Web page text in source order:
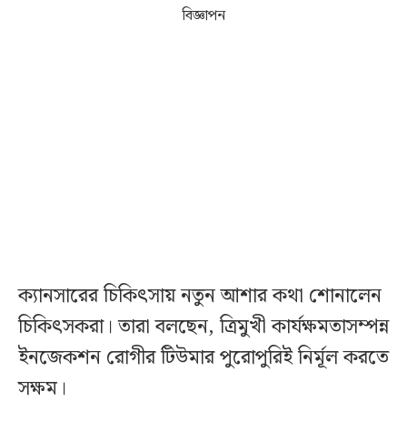
বিজ্ঞাপন
ক্যানসারের চিকিৎসায় নতুন আশার কথা শোনালেন
চিকিৎসকরা। তারা বলছেন, ত্রিমুখী কার্যক্ষমতাসম্পন্ন
ইনজেকশন রোগীর টিউমার পুরোপুরিই নির্মূল করতে
সক্ষম।